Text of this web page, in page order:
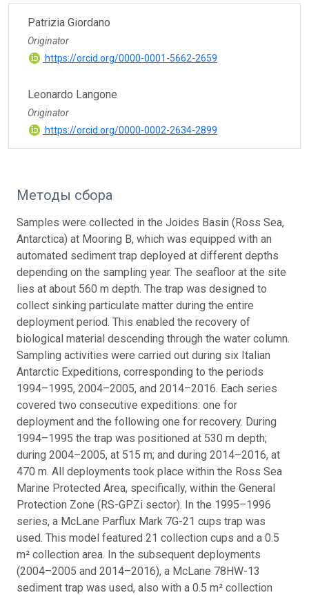
Patrizia Giordano
Originator
https://orcid.org/0000-0001-5662-2659
Leonardo Langone
Originator
https://orcid.org/0000-0002-2634-2899
Методы сбора
Samples were collected in the Joides Basin (Ross Sea,
Antarctica) at Mooring B, which was equipped with an
automated sediment trap deployed at different depths
depending on the sampling year. The seafloor at the site
lies at about 560 m depth. The trap was designed to
collect sinking particulate matter during the entire
deployment period. This enabled the recovery of
biological material descending through the water column.
Sampling activities were carried out during six Italian
Antarctic Expeditions, corresponding to the periods
1994–1995, 2004–2005, and 2014–2016. Each series
covered two consecutive expeditions: one for
deployment and the following one for recovery. During
1994–1995 the trap was positioned at 530 m depth;
during 2004–2005, at 515 m; and during 2014–2016, at
470 m. All deployments took place within the Ross Sea
Marine Protected Area, specifically, within the General
Protection Zone (RS-GPZi sector). In the 1995–1996
series, a McLane Parflux Mark 7G-21 cups trap was
used. This model featured 21 collection cups and a 0.5
m² collection area. In the subsequent deployments
(2004–2005 and 2014–2016), a McLane 78HW-13
sediment trap was used, also with a 0.5 m² collection